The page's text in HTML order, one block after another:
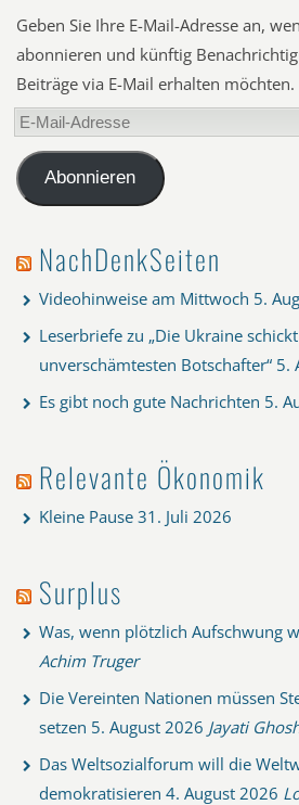
Geben Sie Ihre E-Mail-Adresse an,
abonnieren und künftig
Beiträge via E-Mail erhalten möchten.
E-
Mail-
AdresseAbonnieren
NachDenkSeiten
Videohinweise am Mittwoch 5.
Leserbriefe zu „Die Ukraine
unverschämtesten Botschafter“ 5.
Es gibt noch gute Nachrichten 5.
Relevante Ökonomik
Kleine Pause 31. Juli 2026
Surplus
Was, wenn plötzlich Aufschwung
Achim Truger
Die Vereinten Nationen müssen
setzen 5. August 2026 Jayati
Das Weltsozialforum will die
demokratisieren 4. August 2026